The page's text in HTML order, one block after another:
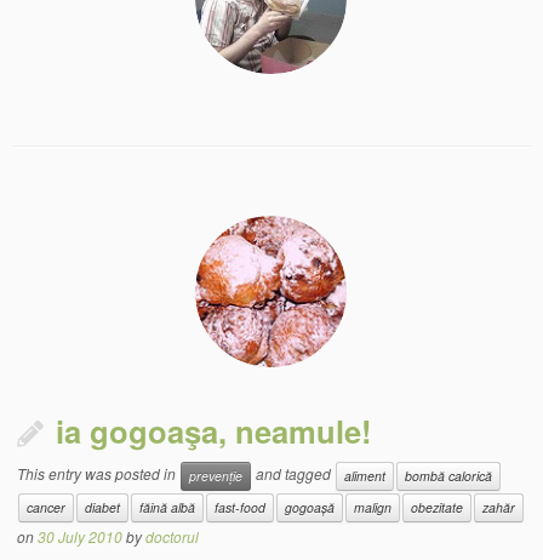
ia gogoaşa, neamule!
This entry was posted in prevenție and tagged aliment
bombă calorică
cancer
diabet făină albă fast-food gogoașă malign obezitate zahăr
on30 July 2010bydoctorul